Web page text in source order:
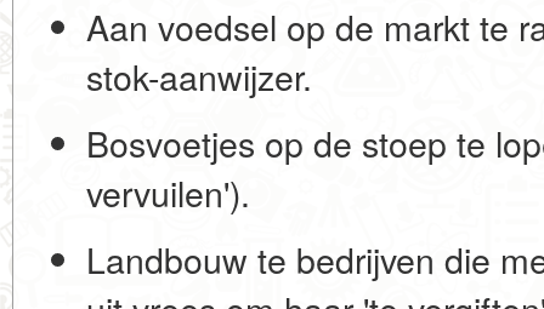
Aan voedsel op de markt te
stok-aanwijzer.
Bosvoetjes op de stoep te
vervuilen').
Landbouw te bedrijven die